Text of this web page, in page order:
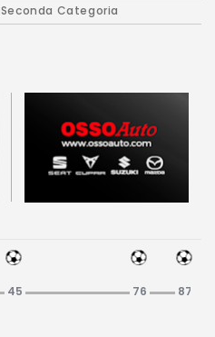
Seconda Categoria
45 76 87